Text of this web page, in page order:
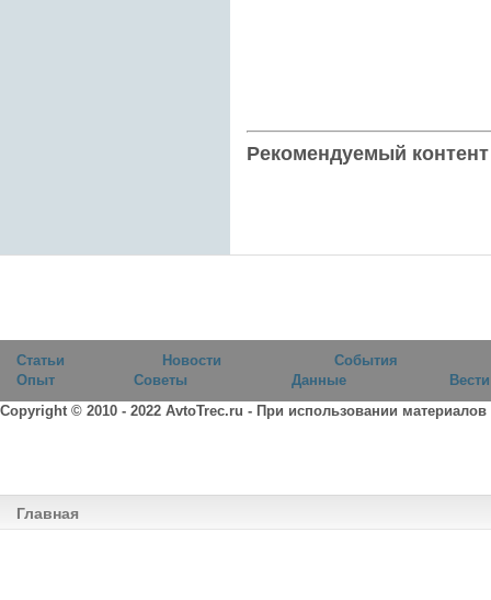
Рекомендуемый контент
Статьи Новости
События
Опыт
Советы Данные
Вести
Copyright © 2010 - 2022 AvtoTrec.ru - При использовании материалов
Главная